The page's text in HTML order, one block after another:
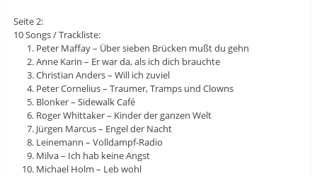
Seite 2:
10 Songs / Trackliste:
Peter Maffay – Über sieben Brücken mußt du gehn
Anne Karin – Er war da, als ich dich brauchte
Christian Anders – Will ich zuviel
Peter Cornelius – Traumer, Tramps und Clowns
Blonker – Sidewalk Café
Roger Whittaker – Kinder der ganzen Welt
Jürgen Marcus – Engel der Nacht
Leinemann – Volldampf-Radio
Milva – Ich hab keine Angst
Michael Holm – Leb wohl